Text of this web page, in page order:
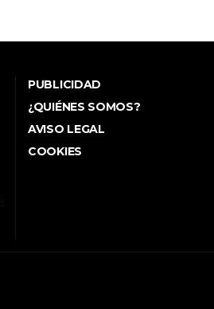
PUBLICIDAD
¿QUIÉNES SOMOS?
AVISO LEGAL
COOKIES